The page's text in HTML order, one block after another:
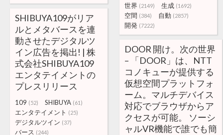
世界 (2149) 生成 (1692)
空間 (384) 自動 (2857)
開発 (7222)
SHIBUYA109がリア
ルとメタバースを連
動させたデジタルツ
イン広告を掲出! | 株
式会社SHIBUYA109
エンタテイメントの
プレスリリース
109 (52) SHIBUYA (61)
エンタテイメント (25)
デジタルツイン (37)
バース (244)
DOOR 開け。次の世界
– 「DOOR」は、NTT
コノキューが提供する
仮想空間プラットフォ
ーム。マルチデバイス
対応でブラウザからア
クセスが可能。 ソーシ
ャルVR機能で誰でも簡